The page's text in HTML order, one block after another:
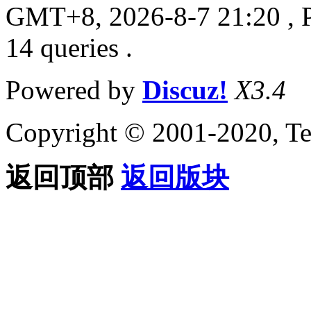
GMT+8, 2026-8-7 21:20 ,
14 queries .
Powered by Discuz! X3.4
Copyright © 2001-2020,
返回顶部 返回版块